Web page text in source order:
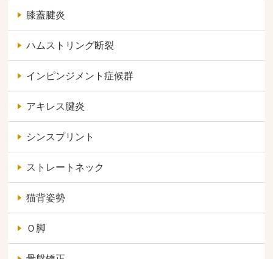
膝蓋腱炎
ハムストリング断裂
インピンジメント症候群
アキレス腱炎
シンスプリント
ストレートネック
猫背姿勢
Ｏ脚